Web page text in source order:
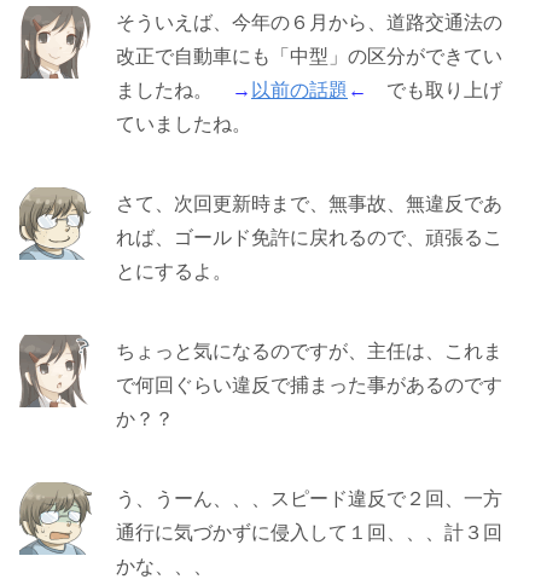
そういえば、今年の６月から、道路交通法の
改正で自動車にも「中型」の区分ができてい
ましたね。
→ 以前の話題 ←
でも取り上げ
ていましたね。
さて、次回更新時まで、無事故、無違反であ
れば、ゴールド免許に戻れるので、頑張るこ
とにするよ。
ちょっと気になるのですが、主任は、これま
で何回ぐらい違反で捕まった事があるのです
か？？
う、うーん、、、スピード違反で２回、一方
通行に気づかずに侵入して１回、、、計３回
かな、、、